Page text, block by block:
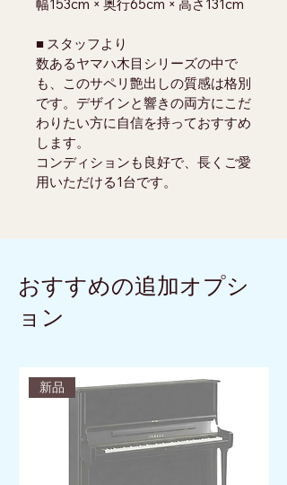
幅153cm × 奥行65cm × 高さ131cm
■ スタッフより
数あるヤマハ木目シリーズの中で
も、このサペリ艶出しの質感は格別
です。デザインと響きの両方にこだ
わりたい方に自信を持っておすすめ
します。
コンディションも良好で、長くご愛
用いただける1台です。
おすすめの追加オプシ
ョン
新品